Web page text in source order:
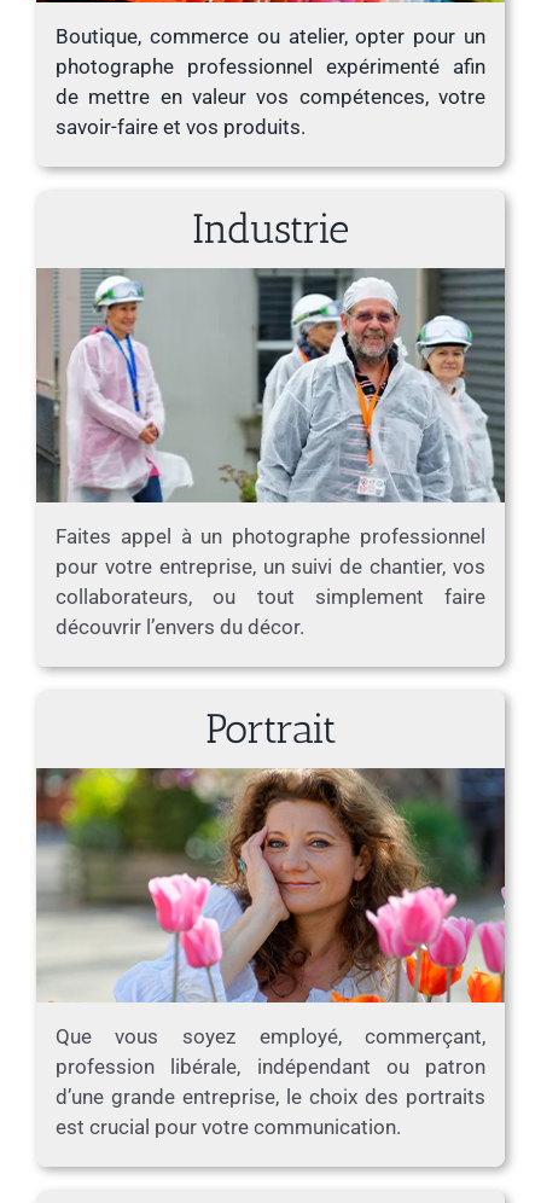
Boutique, commerce ou atelier, opter pour un
photographe professionnel expérimenté afin
de mettre en valeur vos compétences, votre
savoir-faire et vos produits.
Industrie
Faites appel à un photographe professionnel
pour votre entreprise, un suivi de chantier, vos
collaborateurs, ou tout simplement faire
découvrir l’envers du décor.
Portrait
Que vous soyez employé, commerçant,
profession libérale, indépendant ou patron
d’une grande entreprise, le choix des portraits
est crucial pour votre communication.